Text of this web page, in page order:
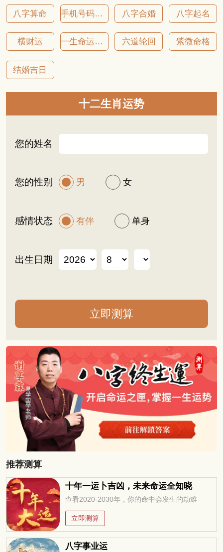
八字算命 手机号码吉凶 八字合婚 八字起名
横财运 一生命运详批 六道轮回 紫微命格
结婚吉日
十二生肖运势
您的姓名
您的性别 男 女
感情状态 有伴 单身
出生日期
推荐测算
十年一运卜吉凶，未来命运全知晓
查看2020-2030年，你的命中会发生的劫难
立即测算
八字事业运